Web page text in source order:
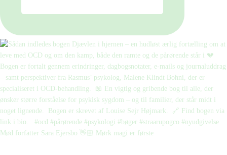
Mød forfatter Sara Ejersbo 👋🏼 Mørk magi er første